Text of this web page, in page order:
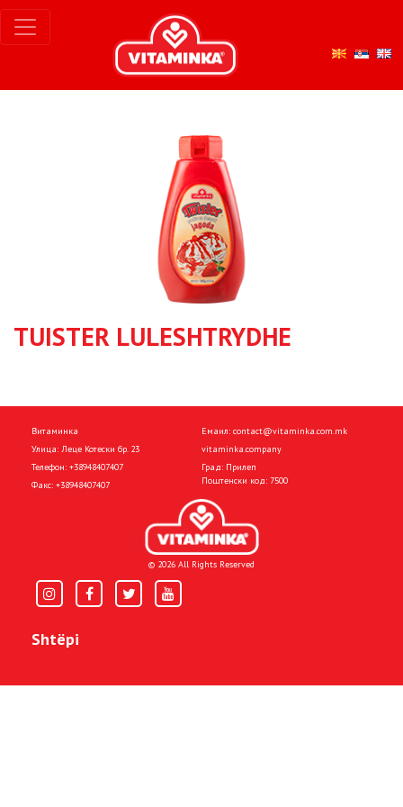
TUISTER LULESHTRYDHE
Витаминка
Улица: Леце Котески бр. 23
Телефон: +38948407407
Факс: +38948407407
Емаил: contact@vitaminka.com.mk
vitaminka.company
Град: Прилеп
Поштенски код: 7500
© 2026 All Rights Reserved
Shtëpi